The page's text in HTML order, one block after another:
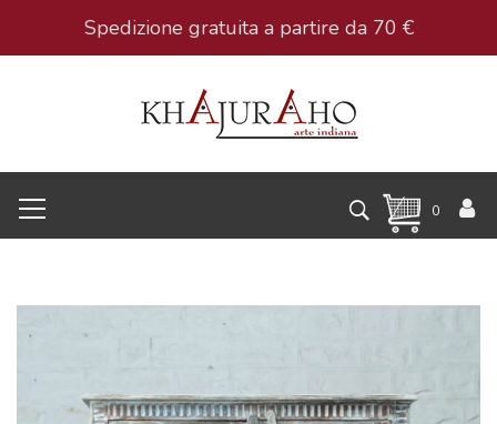
Spedizione gratuita a partire da 70 €
0